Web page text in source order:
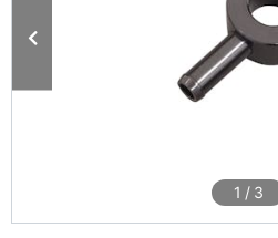
1 / 3